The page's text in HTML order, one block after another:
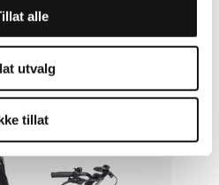
alle
utvalg
tillat
KOMPLETT